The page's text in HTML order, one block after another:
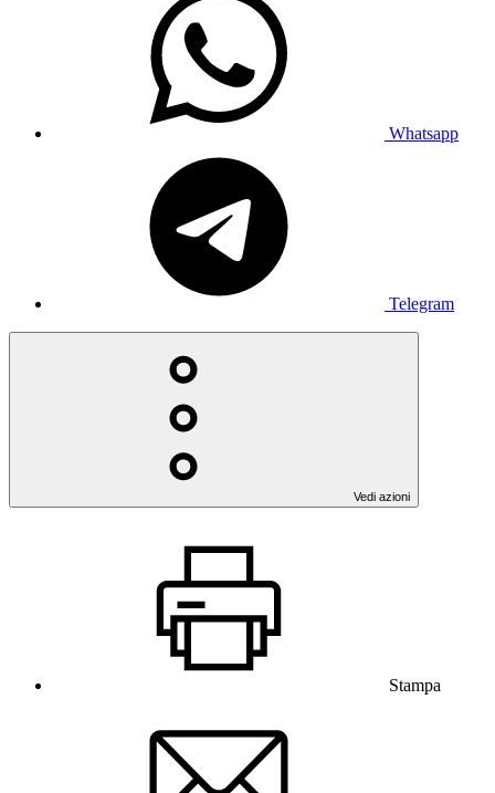
Whatsapp
Telegram
Vedi azioni
Stampa